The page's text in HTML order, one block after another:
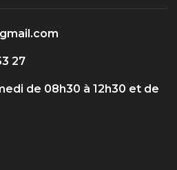
27
de 08h30 à 12h30 et de